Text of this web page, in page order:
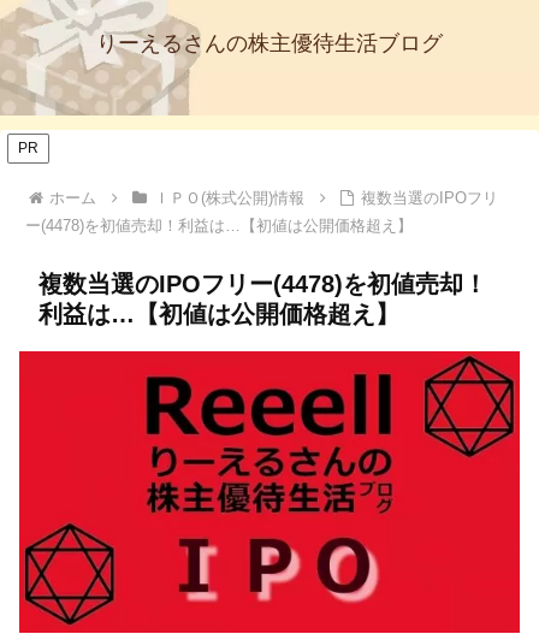
りーえるさんの株主優待生活ブログ
PR
ホーム ＩＰＯ(株式公開)情報
複数当選のIPOフリ
ー(4478)を初値売却！利益は…【初値は公開価格超え】
複数当選のIPOフリー(4478)を初値売却！
利益は…【初値は公開価格超え】